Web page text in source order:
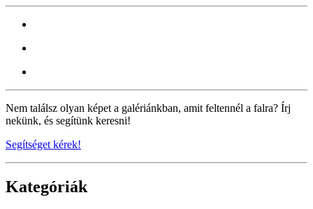
Nem találsz olyan képet a galériánkban, amit feltennél a falra? Írj
nekünk, és segítünk keresni!
Segítséget kérek!
Kategóriák